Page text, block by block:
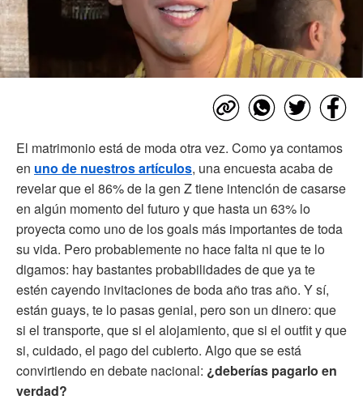
El matrimonio está de moda otra vez. Como ya contamos
en uno de nuestros artículos, una encuesta acaba de
revelar que el 86% de la gen Z tiene intención de casarse
en algún momento del futuro y que hasta un 63% lo
proyecta como uno de los goals más importantes de toda
su vida. Pero probablemente no hace falta ni que te lo
digamos: hay bastantes probabilidades de que ya te
estén cayendo invitaciones de boda año tras año. Y sí,
están guays, te lo pasas genial, pero son un dinero: que
si el transporte, que si el alojamiento, que si el outfit y que
si, cuidado, el pago del cubierto. Algo que se está
convirtiendo en debate nacional: ¿deberías pagarlo en
verdad?